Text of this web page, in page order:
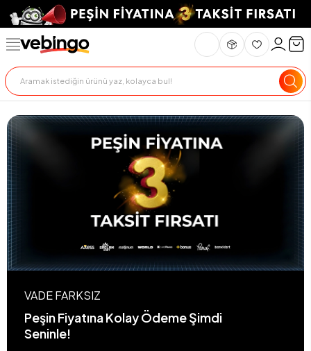
VADE FARKSIZ
Peşin Fiyatına Kolay Ödeme Şimdi
Seninle!